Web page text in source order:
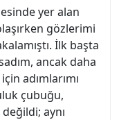
yer alan
gözlerimi
İlk başta
ancak daha
adımlarımı
çubuğu,
aynı